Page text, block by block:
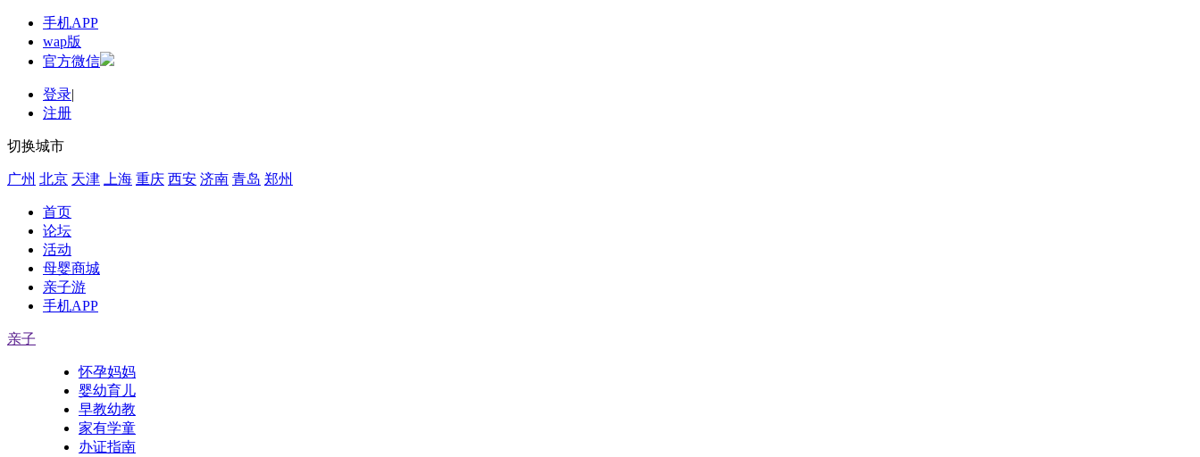
手机APP
wap版
官方微信
登录|
注册
切换城市
广州 北京 天津 上海 重庆 西安 济南 青岛 郑州
首页
论坛
活动
母婴商城
亲子游
手机APP
亲子
怀孕妈妈
婴幼育儿
早教幼教
家有学童
办证指南